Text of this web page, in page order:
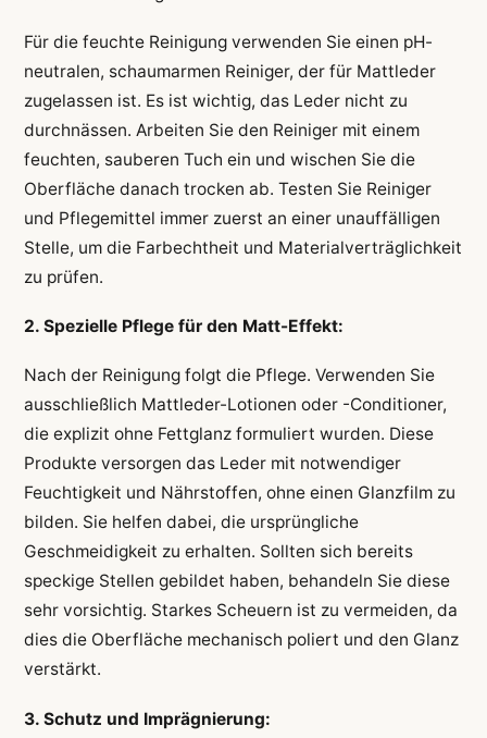
Für die feuchte Reinigung verwenden Sie einen pH-
neutralen, schaumarmen Reiniger, der für Mattleder
zugelassen ist. Es ist wichtig, das Leder nicht zu
durchnässen. Arbeiten Sie den Reiniger mit einem
feuchten, sauberen Tuch ein und wischen Sie die
Oberfläche danach trocken ab. Testen Sie Reiniger
und Pflegemittel immer zuerst an einer unauffälligen
Stelle, um die Farbechtheit und Materialverträglichkeit
zu prüfen.
2. Spezielle Pflege für den Matt-Effekt:
Nach der Reinigung folgt die Pflege. Verwenden Sie
ausschließlich Mattleder-Lotionen oder -Conditioner,
die explizit ohne Fettglanz formuliert wurden. Diese
Produkte versorgen das Leder mit notwendiger
Feuchtigkeit und Nährstoffen, ohne einen Glanzfilm zu
bilden. Sie helfen dabei, die ursprüngliche
Geschmeidigkeit zu erhalten. Sollten sich bereits
speckige Stellen gebildet haben, behandeln Sie diese
sehr vorsichtig. Starkes Scheuern ist zu vermeiden, da
dies die Oberfläche mechanisch poliert und den Glanz
verstärkt.
3. Schutz und Imprägnierung: